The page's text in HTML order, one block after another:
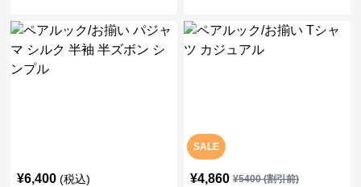
¥6,400 (税込)
SALE
¥4,860 ¥5400(割引前)